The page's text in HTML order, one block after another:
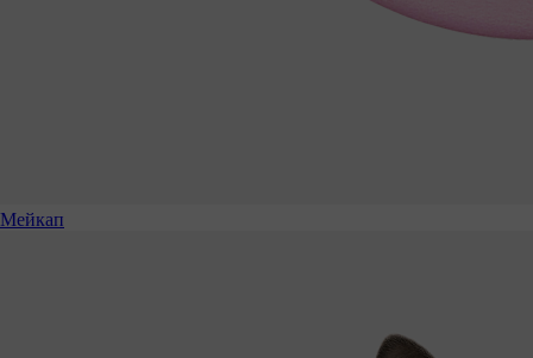
Мейкап